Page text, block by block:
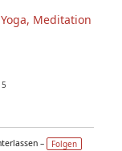
Meditation
– Folgen